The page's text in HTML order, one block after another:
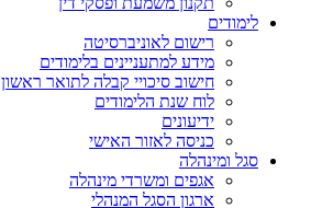
לימודים
רישום לאוניברסיטה
מידע למתעניינים בלימודים
חישוב סיכויי קבלה לתואר ראשון
לוח שנת הלימודים
ידיעונים
כניסה לאזור האישי
סגל ומינהלה
אגפים ומשרדי מינהלה
ארגון הסגל המנהלי